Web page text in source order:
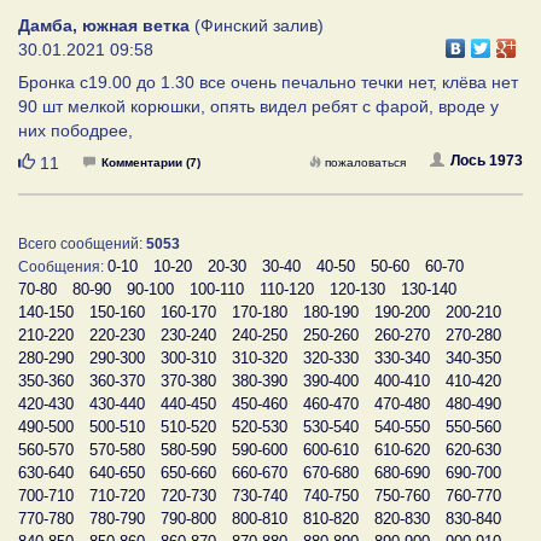
Дамба, южная ветка (Финский залив)
30.01.2021 09:58
Бронка с19.00 до 1.30 все очень печально течки нет, клёва нет
90 шт мелкой корюшки, опять видел ребят с фарой, вроде у
них пободрее,
Нравится
11 Комментарии (7) Лось 1973
пожаловаться
Всего сообщений: 5053
Сообщения: 0-10 10-20 20-30 30-40 40-50 50-60
60-70
70-80
80-90 90-100 100-110 110-120 120-130
130-140
140-150
150-160 160-170 170-180 180-190 190-200
200-210
210-220
220-230 230-240 240-250 250-260 260-270
270-280
280-290
290-300 300-310 310-320 320-330 330-340
340-350
350-360
360-370 370-380 380-390 390-400 400-410
410-420
420-430
430-440 440-450 450-460 460-470 470-480
480-490
490-500
500-510 510-520 520-530 530-540 540-550
550-560
560-570
570-580 580-590 590-600 600-610 610-620
620-630
630-640
640-650 650-660 660-670 670-680 680-690
690-700
700-710
710-720 720-730 730-740 740-750 750-760
760-770
770-780
780-790 790-800 800-810 810-820 820-830
830-840